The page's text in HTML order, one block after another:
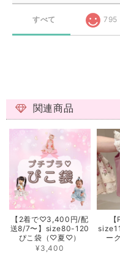
すべて 795
関連商品
【2着で♡3,400円/配
送8/7〜】size80-120
ぴこ袋（♡夏♡）
¥3,400
ー